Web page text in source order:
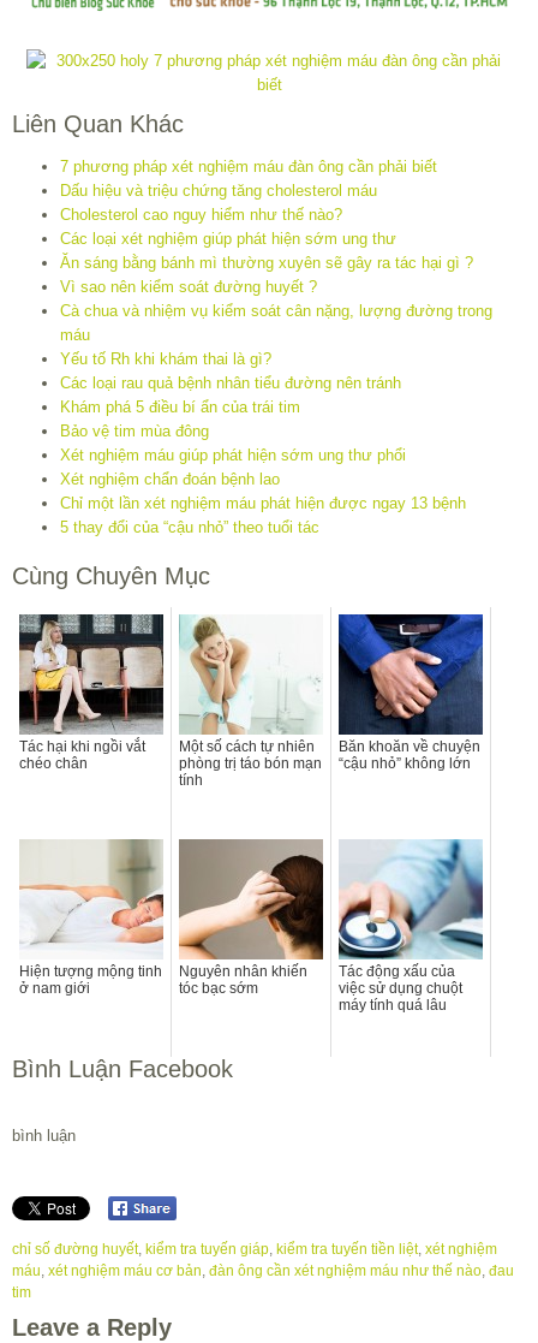
Liên Quan Khác
7 phương pháp xét nghiệm máu đàn ông cần phải biết
Dấu hiệu và triệu chứng tăng cholesterol máu
Cholesterol cao nguy hiểm như thế nào?
Các loại xét nghiệm giúp phát hiện sớm ung thư
Ăn sáng bằng bánh mì thường xuyên sẽ gây ra tác hại gì ?
Vì sao nên kiểm soát đường huyết ?
Cà chua và nhiệm vụ kiểm soát cân nặng, lượng đường trong
máu
Yếu tố Rh khi khám thai là gì?
Các loại rau quả bệnh nhân tiểu đường nên tránh
Khám phá 5 điều bí ẩn của trái tim
Bảo vệ tim mùa đông
Xét nghiệm máu giúp phát hiện sớm ung thư phổi
Xét nghiệm chẩn đoán bệnh lao
Chỉ một lần xét nghiệm máu phát hiện được ngay 13 bệnh
5 thay đổi của “cậu nhỏ” theo tuổi tác
Cùng Chuyên Mục
Tác hại khi ngồi vắt
chéo chân
Một số cách tự nhiên
phòng trị táo bón mạn
tính
Băn khoăn về chuyện
“cậu nhỏ” không lớn
Hiện tượng mộng tinh
ở nam giới
Nguyên nhân khiến
tóc bạc sớm
Tác động xấu của
việc sử dụng chuột
máy tính quá lâu
Bình Luận Facebook
bình luận
chỉ số đường huyết, kiểm tra tuyến giáp, kiểm tra tuyến tiền liệt, xét nghiệm
máu, xét nghiệm máu cơ bản, đàn ông cần xét nghiệm máu như thế nào, đau
tim
Leave a Reply